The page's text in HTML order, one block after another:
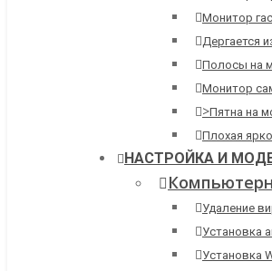
Монитор
Дергается
Полосы на
Монитор
>Пятна на
Плохая
НАСТРОЙКА И
Удаление
Установка
Установка